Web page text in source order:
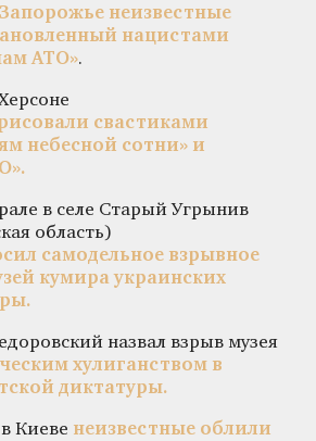
неизвестные
нацистами
АТО».
свастиками
небесной сотни» и
в селе Старый Угрынив
область)
самодельное взрывное
кумира украинских
назвал взрыв музея
хулиганством в
диктатуры.
Киеве неизвестные облили